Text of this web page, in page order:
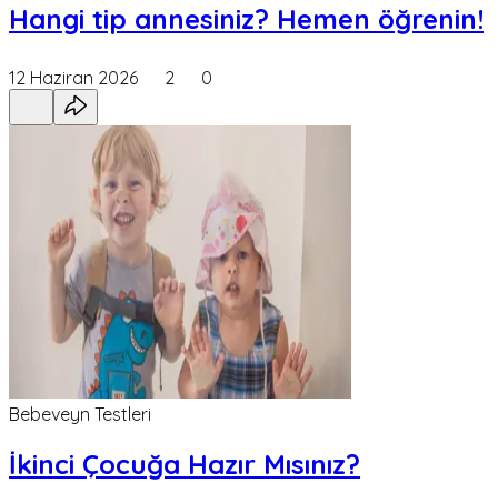
Hangi tip annesiniz? Hemen öğrenin!
12 Haziran 2026 2 0
Bebeveyn Testleri
İkinci Çocuğa Hazır Mısınız?